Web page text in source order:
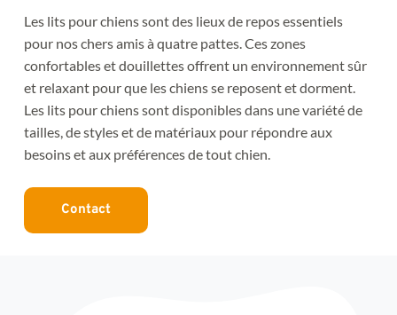
Les lits pour chiens sont des lieux de repos essentiels
pour nos chers amis à quatre pattes. Ces zones
confortables et douillettes offrent un environnement sûr
et relaxant pour que les chiens se reposent et dorment.
Les lits pour chiens sont disponibles dans une variété de
tailles, de styles et de matériaux pour répondre aux
besoins et aux préférences de tout chien.
Contact